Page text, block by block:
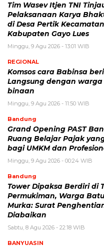
Tim Wasev Itjen TNI
Pelaksanaan Karya
di Desa Pertik
Kabupaten Gayo Lues
Minggu, 9 Agu 2026 - 13:01 WIB
REGIONAL
Komsos cara Babinsa
Langsung dengan
binaan
Minggu, 9 Agu 2026 - 11:50 WIB
Bandung
Grand Opening PAST
Ruang Belajar Pajak
bagi UMKM dan
Minggu, 9 Agu 2026 - 00:24 WIB
Bandung
Tower Dipaksa Berdiri di
Permukiman, Warga
Murka: Surat
Diabaikan
Sabtu, 8 Agu 2026 - 22:18 WIB
BANYUASIN